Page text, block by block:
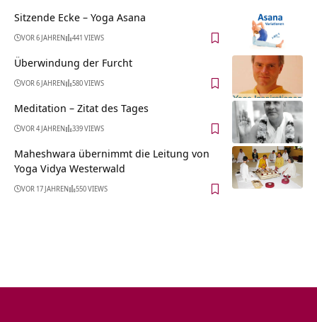
Sitzende Ecke – Yoga Asana
VOR 6 JAHREN 441 VIEWS
Überwindung der Furcht
VOR 6 JAHREN 580 VIEWS
Meditation – Zitat des Tages
VOR 4 JAHREN 339 VIEWS
Maheshwara übernimmt die Leitung von
Yoga Vidya Westerwald
VOR 17 JAHREN 550 VIEWS